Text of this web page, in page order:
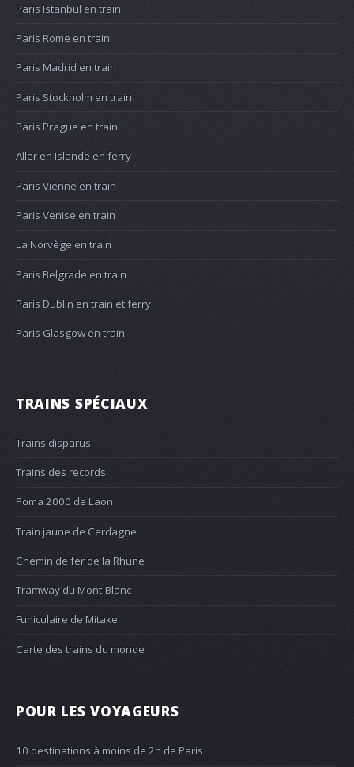
Paris Istanbul en train
Paris Rome en train
Paris Madrid en train
Paris Stockholm en train
Paris Prague en train
Aller en Islande en ferry
Paris Vienne en train
Paris Venise en train
La Norvège en train
Paris Belgrade en train
Paris Dublin en train et ferry
Paris Glasgow en train
TRAINS SPÉCIAUX
Trains disparus
Trains des records
Poma 2000 de Laon
Train jaune de Cerdagne
Chemin de fer de la Rhune
Tramway du Mont-Blanc
Funiculaire de Mitake
Carte des trains du monde
POUR LES VOYAGEURS
10 destinations à moins de 2h de Paris